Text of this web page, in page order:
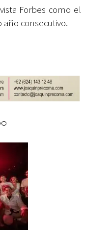
Forbes como el
consecutivo.